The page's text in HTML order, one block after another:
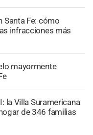
Santa Fe: cómo
infracciones más
mayormente
la Villa Suramericana
de 346 familias